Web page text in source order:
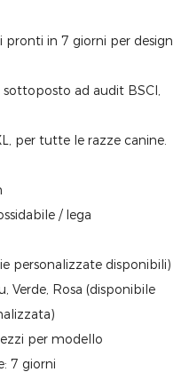
in 7 giorni per design
ad audit BSCI,
per tutte le razze canine.
/ lega
personalizzate disponibili)
Verde, Rosa (disponibile
per modello
7 giorni